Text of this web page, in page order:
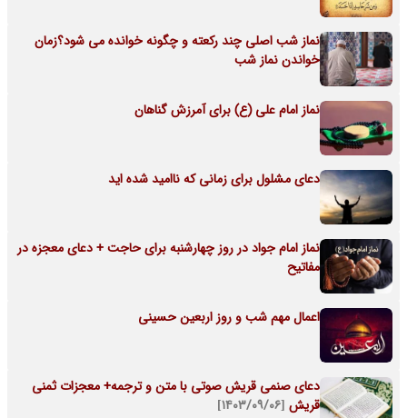
نماز شب اصلی چند رکعته و چگونه خوانده می شود؟زمان
خواندن نماز شب
نماز امام علی (ع) برای آمرزش گناهان
دعای مشلول برای زمانی که ناامید شده اید
نماز امام جواد در روز چهارشنبه برای حاجت + دعای معجزه در
مفاتیح
اعمال مهم شب و روز اربعین حسینی
دعای صنمی قریش صوتی با متن و ترجمه+ معجزات ثمنی
قریش [۱۴۰۳/۰۹/۰۶]